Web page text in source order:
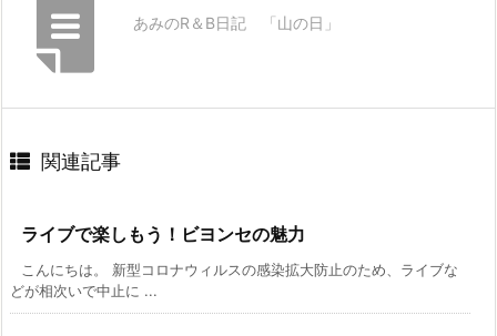
あみのR＆B日記 「山の日」
関連記事
ライブで楽しもう！ビヨンセの魅力
こんにちは。 新型コロナウィルスの感染拡大防止のため、ライブな
どが相次いで中止に ...